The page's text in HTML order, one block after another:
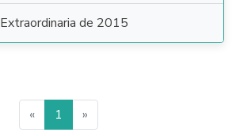
Extraordinaria de 2015
« 1 »